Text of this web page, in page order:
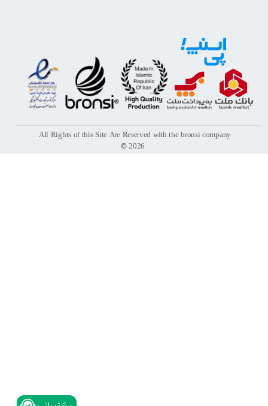
All Rights of this Site Are Reserved with the bronsi company
©